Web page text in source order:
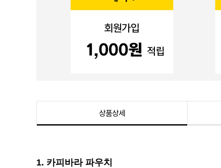
상품상세
1. 카피바라 파우치